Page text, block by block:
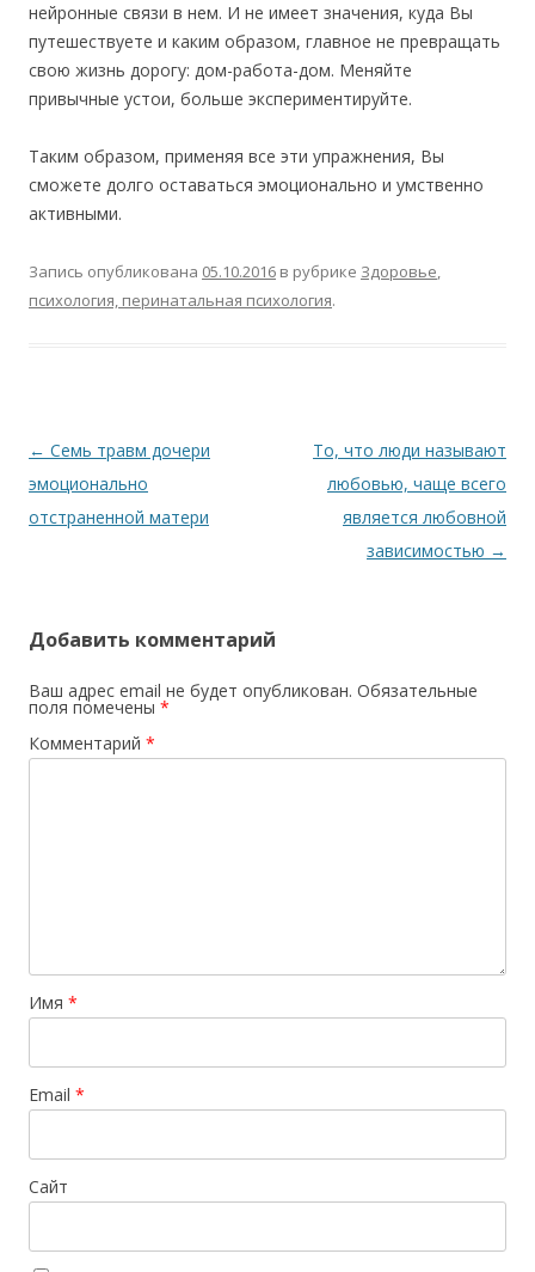
нейронные связи в нем. И не имеет значения, куда Вы
путешествуете и каким образом, главное не превращать
свою жизнь дорогу: дом-работа-дом. Меняйте
привычные устои, больше экспериментируйте.
Таким образом, применяя все эти упражнения, Вы
сможете долго оставаться эмоционально и умственно
активными.
Запись опубликована 05.10.2016 в рубрике Здоровье,
психология, перинатальная психология.
Навигация по записям
← Семь травм дочери
эмоционально
отстраненной матери
То, что люди называют
любовью, чаще всего
является любовной
зависимостью →
Добавить комментарий
Ваш адрес email не будет опубликован. Обязательные
поля помечены *
Комментарий *
Имя *
Email *
Сайт